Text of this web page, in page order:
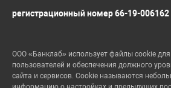
регистрационный номер 66-19-006162
ООО «Банклаб» использует файлы cookie
пользователей и обеспечения должного
сайта и сервисов. Cookie называются